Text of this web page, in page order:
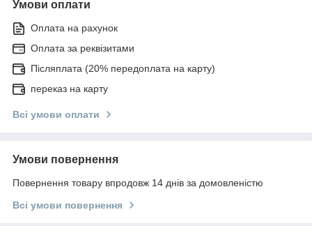
Умови оплати
Оплата на рахунок
Оплата за реквізитами
Післяплата (20% передоплата на карту)
переказ на карту
Всі умови оплати
Умови повернення
Повернення товару впродовж 14 днів за домовленістю
Всі умови повернення